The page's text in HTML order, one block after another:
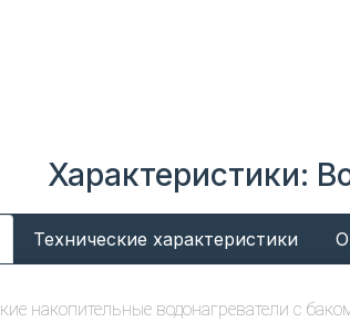
Характеристики:
Технические характеристики
накопительные водонагреватели с